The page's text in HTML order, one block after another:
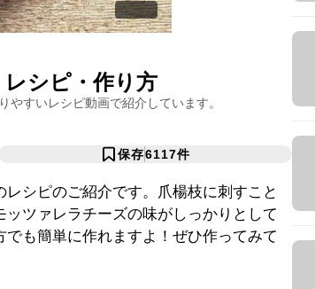
シピ・作り方
やすいレシピ動画で紹介しています。
保存6117件
シピのご紹介です。爪楊枝に刺すこと
ツァレラチーズの味がしっかりとして
も簡単に作れますよ！ぜひ作ってみて